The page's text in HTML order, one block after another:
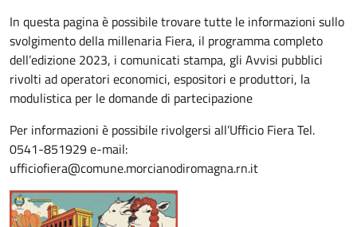
In questa pagina è possibile trovare tutte le informazioni sullo
svolgimento della millenaria Fiera, il programma completo
dell’edizione 2023, i comunicati stampa, gli Avvisi pubblici
rivolti ad operatori economici, espositori e produttori, la
modulistica per le domande di partecipazione
Per informazioni è possibile rivolgersi all’Ufficio Fiera Tel.
0541-851929 e-mail:
ufficiofiera@comune.morcianodiromagna.rn.it